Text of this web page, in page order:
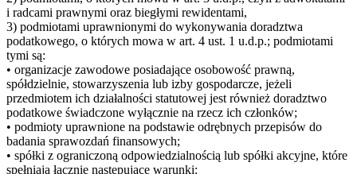
i radcami prawnymi oraz biegłymi rewidentami,
3) podmiotami uprawnionymi do wykonywania doradztwa
podatkowego, o których mowa w art. 4 ust. 1 u.d.p.; podmiotami
tymi są:
• organizacje zawodowe posiadające osobowość prawną,
spółdzielnie, stowarzyszenia lub izby gospodarcze, jeżeli
przedmiotem ich działalności statutowej jest również doradztwo
podatkowe świadczone wyłącznie na rzecz ich członków;
• podmioty uprawnione na podstawie odrębnych przepisów do
badania sprawozdań finansowych;
• spółki z ograniczoną odpowiedzialnością lub spółki akcyjne, które
spełniają łącznie następujące warunki: